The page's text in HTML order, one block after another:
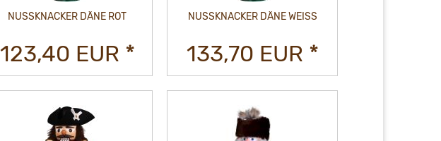
NUSSKNACKER DÄNE ROT
123,40 EUR *
NUSSKNACKER DÄNE WEISS
133,70 EUR *